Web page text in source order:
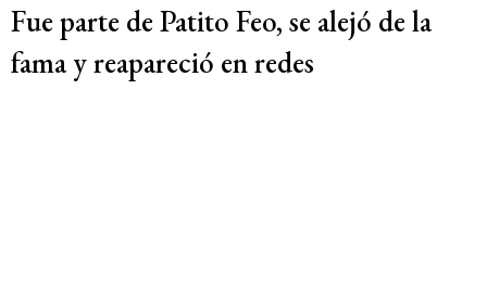
Fue parte de Patito Feo, se alejó de la
fama y reapareció en redes